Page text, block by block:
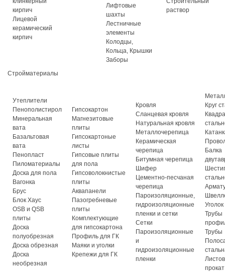
кирпич
Лицевой
керамический
кирпич
Лифтовые
шахты
Лестничные
элементы
Колодцы,
Кольца, Крышки
Заборы
раствор
Стройматериалы
Утеплители
Пенополистирол
Минеральная
вата
Базальтовая
вата
Пенопласт
Пиломатериалы
Доска для пола
Вагонка
Брус
Блок Хаус
OSB и QSB
плиты
Доска
полуобрезная
Доска обрезная
Доска
необрезная
Гипсокартон
Магнезитовые
плиты
Гипсокартоные
листы
Гипсовые плиты
для пола
Гипсоволокнистые
плиты
Аквапанели
Пазогребневые
плиты
Комплектующие
для гипсокартона
Профиль для ГК
Маяки и уголки
Крепежи для ГК
Кровля
Сланцевая кровля
Натуральная кровля
Металлочерепица
Керамическая
черепица
Битумная черепица
Шифер
Цементно-песчаная
черепица
Пароизоляционные,
гидроизоляционные
пленки и сетки
Сетки
Пароизоляционные
и
гидроизоляционные
пленки
Круг
Балка
Уголок
Трубы
Трубы
прокат